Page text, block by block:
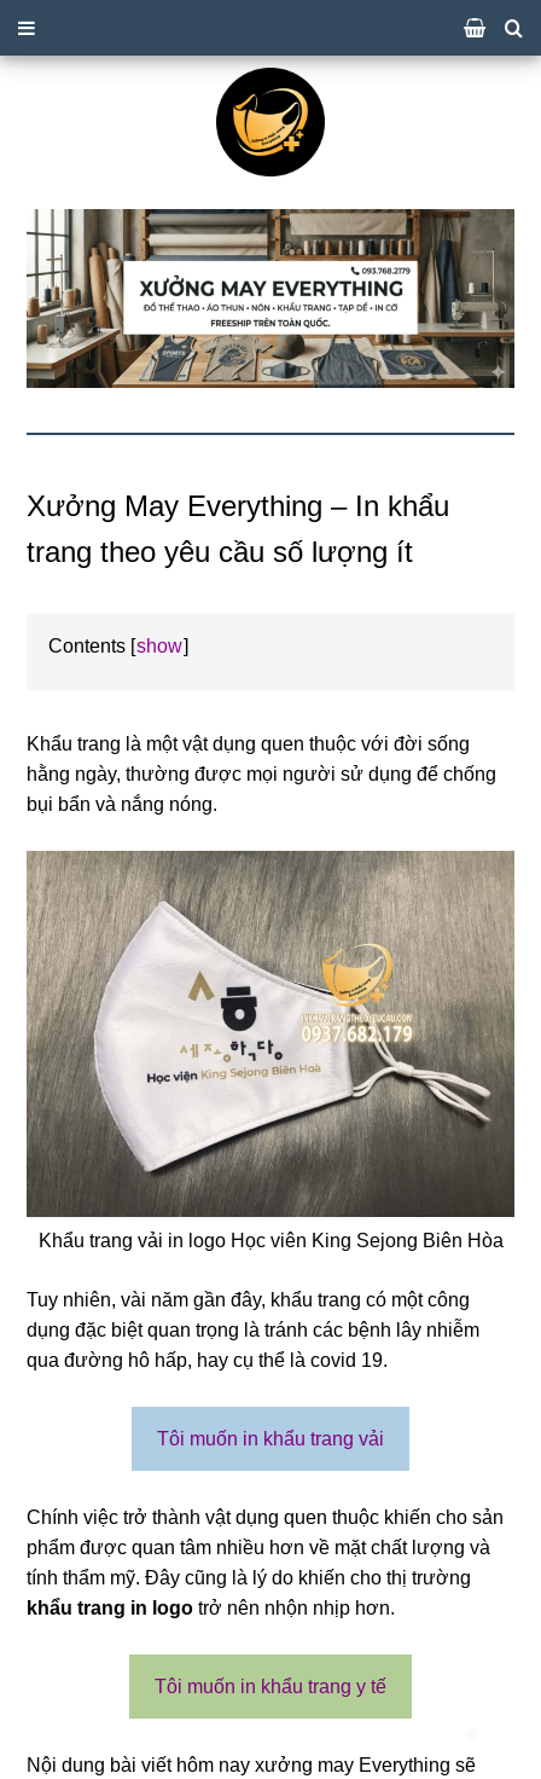
Xưởng May Everything – In khẩu
trang theo yêu cầu số lượng ít
Contents show
Khẩu trang là một vật dụng quen thuộc với đời sống
hằng ngày, thường được mọi người sử dụng để chống
bụi bẩn và nắng nóng.
Khẩu trang vải in logo Học viên King Sejong Biên Hòa
Tuy nhiên, vài năm gần đây, khẩu trang có một công
dụng đặc biệt quan trọng là tránh các bệnh lây nhiễm
qua đường hô hấp, hay cụ thể là covid 19.
Tôi muốn in khẩu trang vải
Chính việc trở thành vật dụng quen thuộc khiến cho sản
phẩm được quan tâm nhiều hơn về mặt chất lượng và
tính thẩm mỹ. Đây cũng là lý do khiến cho thị trường
khẩu trang in logo trở nên nhộn nhịp hơn.
Tôi muốn in khẩu trang y tế
Nội dung bài viết hôm nay xưởng may Everything sẽ
❄
❄
❄
❄